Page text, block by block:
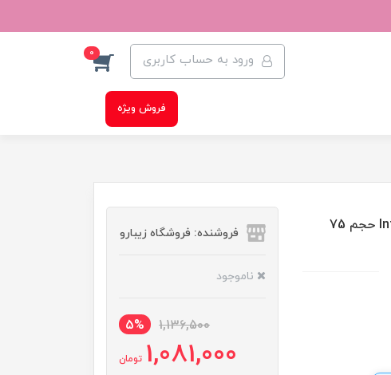
ورود به حساب کاربری 0
فروش ویژه
خمیردندان پیشرفته اورال بی مدل Intense Reinging حجم 75
فروشنده: فروشگاه زیبارو
ناموجود
1,136,500
5%
1,081,000 تومان